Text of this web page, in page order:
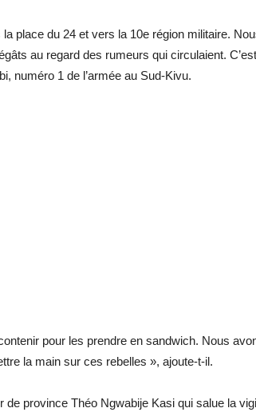
place du 24 et vers la 10e région militaire.
au regard des rumeurs qui circulaient.
numéro 1 de l’armée au Sud-Kivu.
pour les prendre en sandwich. Nous
la main sur ces rebelles », ajoute-t-il.
de province Théo Ngwabije Kasi qui salue la